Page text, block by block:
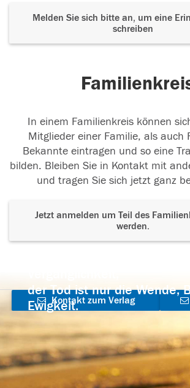
Melden Sie sich bitte an, um eine
schreiben
In einem Familienkreis können
Mitglieder einer Familie, als auch
Bekannte eintragen und so eine
bilden. Bleiben Sie in Kontakt mit
und tragen Sie sich jetzt ganz
Jetzt anmelden um Teil des
werden.
der Tod ist nur die Wende,
Ewigkeit.
Kontakt zum Verlag
aufnehmen